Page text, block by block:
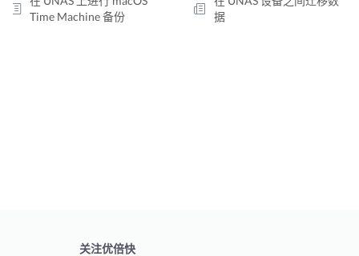
Time Machine 备份
据
关注优倍快